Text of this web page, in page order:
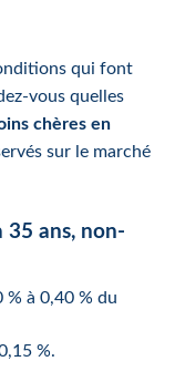
qui font
vous quelles
chères en
sur le marché
35 ans, non-
% à 0,40 % du
%.